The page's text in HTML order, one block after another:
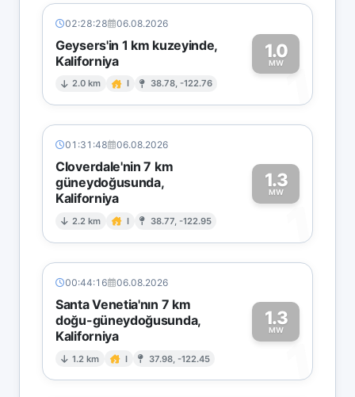
02:28:28 06.08.2026
Geysers'in 1 km kuzeyinde,
Kaliforniya
2.0 km I 38.78, -122.76
1.0
MW1
01:31:48 06.08.2026
Cloverdale'nin 7 km
güneydoğusunda,
Kaliforniya
2.2 km I 38.77, -122.95
1.3
MW
1
00:44:16 06.08.2026
Santa Venetia'nın 7 km
doğu-güneydoğusunda,
Kaliforniya
1.2 km I 37.98, -122.45
1.3
MW
1